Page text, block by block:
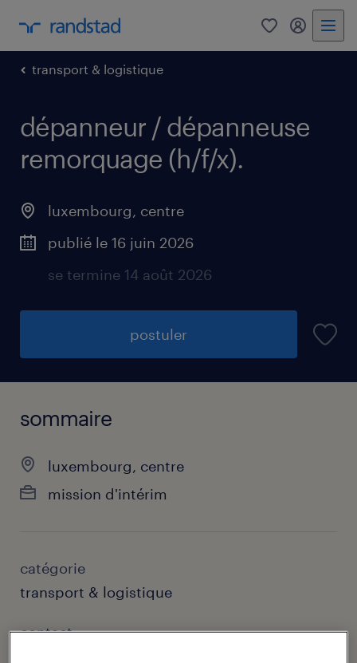
0 my
transport & logistique
dépanneur / dépanneuse
remorquage (h/f/x).
luxembourg, centre
publié le 16 juin 2026
se termine 14 août 2026
postuler
sommaire
luxembourg, centre
mission d'intérim
catégorie
transport & logistique
contact